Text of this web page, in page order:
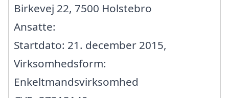
Birkevej 22, 7500 Holstebro
Ansatte:
Startdato: 21. december 2015,
Virksomhedsform:
Enkeltmandsvirksomhed